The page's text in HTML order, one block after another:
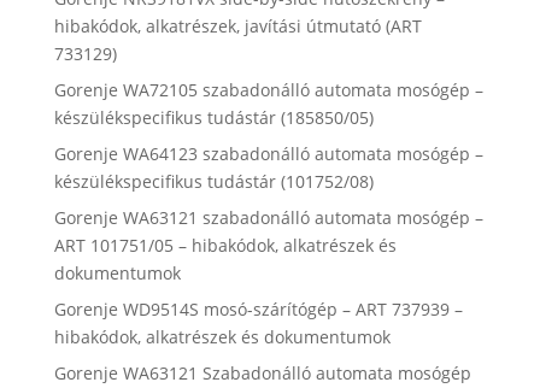
hibakódok, alkatrészek, javítási útmutató (ART
733129)
Gorenje WA72105 szabadonálló automata mosógép –
készülékspecifikus tudástár (185850/05)
Gorenje WA64123 szabadonálló automata mosógép –
készülékspecifikus tudástár (101752/08)
Gorenje WA63121 szabadonálló automata mosógép –
ART 101751/05 – hibakódok, alkatrészek és
dokumentumok
Gorenje WD9514S mosó-szárítógép – ART 737939 –
hibakódok, alkatrészek és dokumentumok
Gorenje WA63121 Szabadonálló automata mosógép